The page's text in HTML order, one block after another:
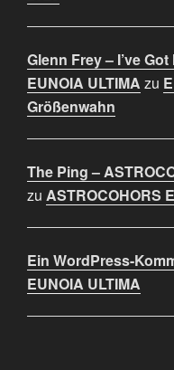
Glenn Frey – I’ve
EUNOIA ULTIMA zu
Größenwahn
The Ping –
zu ASTROCOHORS
Ein WordPress-
EUNOIA ULTIMA